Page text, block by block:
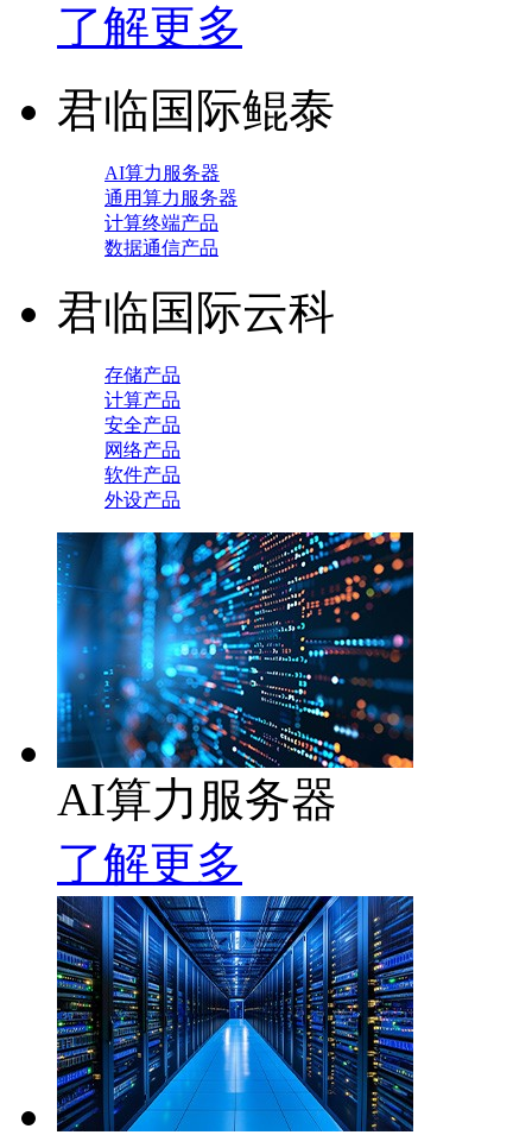
了解更多
君临国际鲲泰
AI算力服务器
通用算力服务器
计算终端产品
数据通信产品
君临国际云科
存储产品
计算产品
安全产品
网络产品
软件产品
外设产品
AI算力服务器
了解更多